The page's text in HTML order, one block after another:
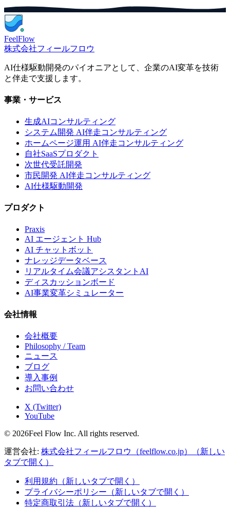
FeelFlow
株式会社フィールフロウ
AI仕様駆動開発のパイオニアとして、企業のAI変革を技術
と伴走で支援します。
事業・サービス
生成AIコンサルティング
システム開発 AI伴走コンサルティング
ホームページ運用 AI伴走コンサルティング
自社SaaSプロダクト
次世代受託開発
市民開発 AI伴走コンサルティング
AI仕様駆動開発
プロダクト
Praxis
AI エージェント Hub
AI チャットボット
ナレッジデータベース
リアルタイム会議アシスタントAI
ディスカッションボード
AI事業変革シミュレーター
会社情報
会社概要
Philosophy / Team
ニュース
ブログ
導入事例
お問い合わせ
X (Twitter)
YouTube
© 2026Feel Flow Inc. All rights reserved.
運営会社: 株式会社フィールフロウ（feelflow.co.jp）
（新しい
タブで開く）
利用規約 （新しいタブで開く）
プライバシーポリシー （新しいタブで開く）
特定商取引法 （新しいタブで開く）